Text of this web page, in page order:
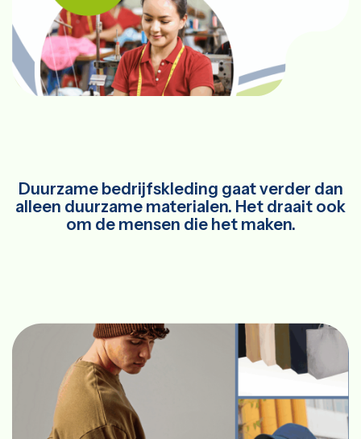
Duurzame bedrijfskleding gaat verder dan
alleen duurzame materialen. Het draait ook
om de mensen die het maken.